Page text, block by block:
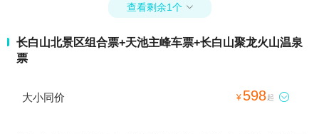
查看剩余1个 
长白山北景区组合票+天池主峰车票+长白山聚龙火山温泉
票
大小同价 ¥ 598起 